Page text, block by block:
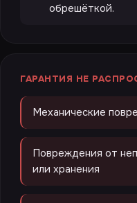
обрешёткой.
ГАРАНТИЯ НЕ
Механические
Повреждения от
или хранения